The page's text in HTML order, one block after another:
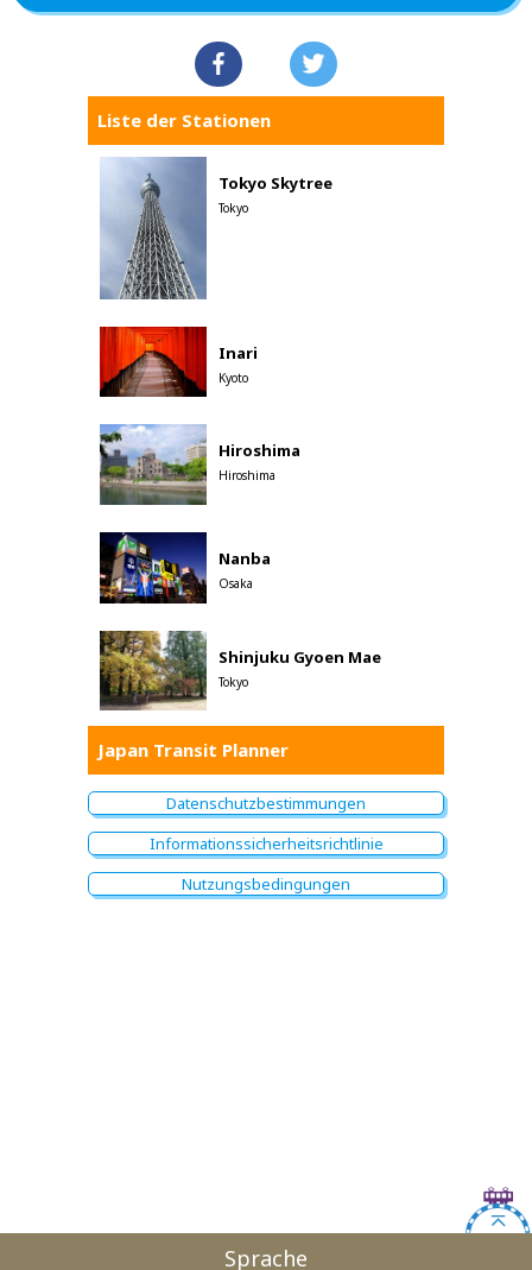
Liste der Stationen
Tokyo Skytree
Tokyo
Inari
Kyoto
Hiroshima
Hiroshima
Nanba
Osaka
Shinjuku Gyoen Mae
Tokyo
Japan Transit Planner
Datenschutzbestimmungen
Informationssicherheitsrichtlinie
Nutzungsbedingungen
Sprache